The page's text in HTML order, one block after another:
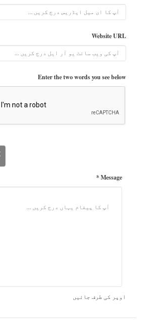
Website URL
Enter the two words you see below
Message *
اوپر کی طرف جائیں